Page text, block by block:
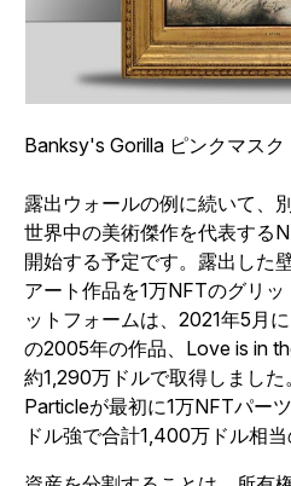
Banksy's Gorilla ピンクマスク
露出ウォールの例に続いて、
世界中の美術傑作を代表する
開始する予定です。露出した
アート作品を1万NFTのグリ
ットフォームは、2021年5月
の2005年の作品、 Love is in
約1,290万ドルで取得しました。
Particleが最初に1万NFTパー
ドル強で合計1,400万ドル相